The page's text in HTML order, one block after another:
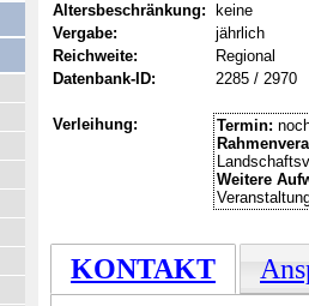
Altersbeschränkung:
keine
Vergabe:
jährlich
Reichweite:
Regional
Datenbank-ID:
2285 / 2970
Verleihung: Termin:
Weitere
KONTAKT